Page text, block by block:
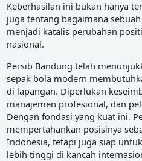
Keberhasilan ini bukan hanya
juga tentang bagaimana
menjadi katalis perubahan
nasional.
Persib Bandung telah
sepak bola modern
di lapangan. Diperlukan
manajemen profesional, dan
Dengan fondasi yang kuat ini,
mempertahankan posisinya
Indonesia, tetapi juga siap
lebih tinggi di kancah